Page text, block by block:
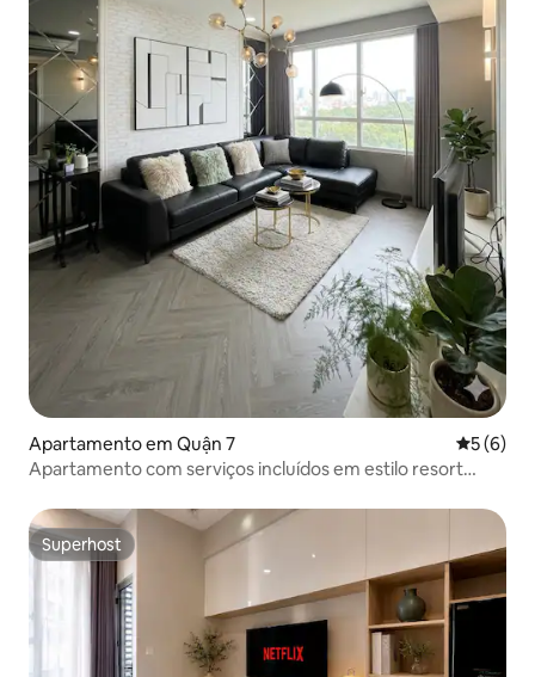
Apartamento em Quận 7
5 (6)
Apartamento com serviços incluídos em estilo resort
Superhost
Superhost